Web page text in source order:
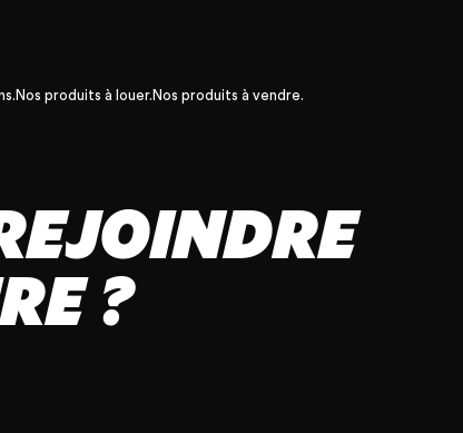
Nos produits à louer. Nos produits à vendre.
?